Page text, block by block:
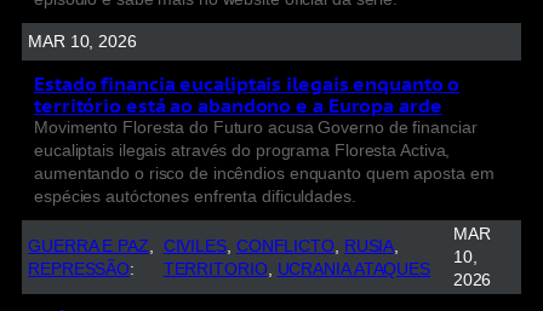
MAR 10, 2026
Estado financia eucaliptais ilegais enquanto o
território está ao abandono e a Europa arde
Movimento Floresta do Futuro acusa Governo de financiar
eucaliptais ilegais através do programa Floresta Activa,
aumentando o risco de incêndios enquanto quem aposta em
espécies autóctones enfrenta dificuldades.
GUERRA E PAZ
REPRESSÃO:
CIVILES CONFLICTO, RUSIA
TERRITORIO, UCRANIA ATAQUES
MAR
10,
2026